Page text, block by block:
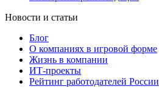
Новости и статьи
Блог
О компаниях в игровой форме
Жизнь в компании
ИТ-проекты
Рейтинг работодателей России